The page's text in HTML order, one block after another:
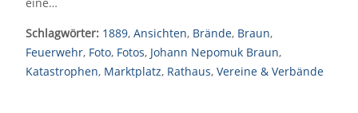
Schlagwörter: 1889, Ansichten, Brände, Braun,
Feuerwehr, Foto, Fotos, Johann Nepomuk Braun,
Katastrophen, Marktplatz, Rathaus, Vereine & Verbände